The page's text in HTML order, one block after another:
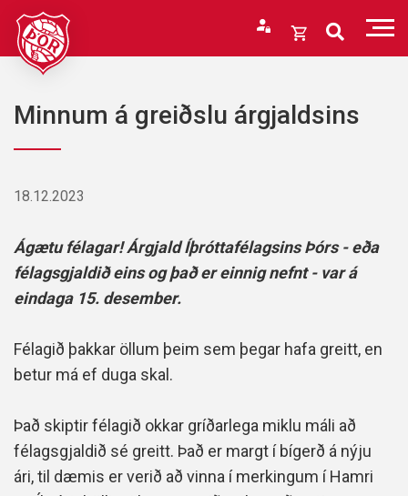
Fara
efni
Opna
Karfan þín
Minnum á greiðslu árgjaldsins
18.12.2023
Ágætu félagar! Árgjald Íþróttafélagsins Þórs - eða
félagsgjaldið eins og það er einnig nefnt - var á
eindaga 15. desember.
Félagið þakkar öllum þeim sem þegar hafa greitt, en
betur má ef duga skal.
Það skiptir félagið okkar gríðarlega miklu máli að
félagsgjaldið sé greitt. Það er margt í bígerð á nýju
ári, til dæmis er verið að vinna í merkingum í Hamri